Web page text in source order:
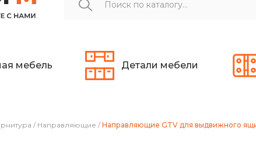
мебель Детали мебели
/ Направляющие / Направляющие GTV для выдвижного